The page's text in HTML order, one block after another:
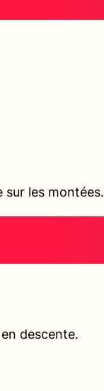
sur les montées.
descente.